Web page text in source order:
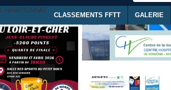
CHAMPIONNAT
CLASSEMENTS FFTT GALERIE